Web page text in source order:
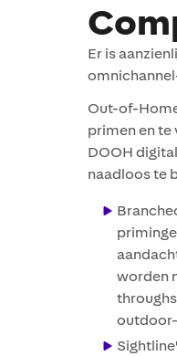
Er is
Out-of-
primen en
DOOH
naadloos te
worden